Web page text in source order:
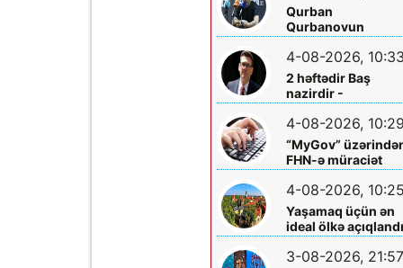
Qurban
Qurbanovun
mətbuat konfransı
Bakıda olacaq
4-08-2026, 10:33
2 həftədir Baş
nazirdir -
Məzuniyyətə çıxır
4-08-2026, 10:29
“MyGov”
FHN-ə müraciət
etmək olacaq
4-08-2026, 10:25
Yaşamaq üçün ən
ideal ölkə açıqlandı
3-08-2026, 21:57